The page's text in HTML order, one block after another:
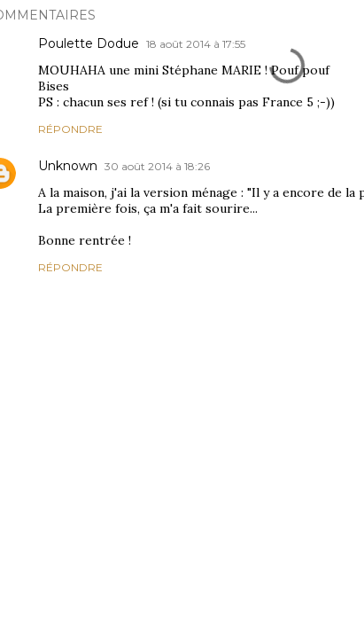
Poulette Dodue 18 août 2014 à 17:55
MOUHAHA une mini Stéphane MARIE ! Pouf pouf
Bises
PS : chacun ses ref ! (si tu connais pas France 5 ;-))
RÉPONDRE
Unknown 30 août 2014 à 18:26
A la maison, j'ai la version ménage : "Il y a encore de la
La première fois, ça m'a fait sourire...
Bonne rentrée !
RÉPONDRE